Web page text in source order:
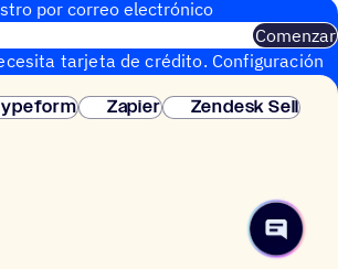
por correo electrónico
Comenzar
tarjeta de crédito. Configuración
Zapier Zendesk Sell